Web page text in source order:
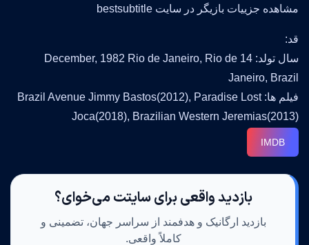
مشاهده جزییات بازیگر در سایت bestsubtitle
قد:
سال تولد: 14 December, 1982 Rio de Janeiro, Rio de
Janeiro, Brazil
فیلم ها: Brazil Avenue Jimmy Bastos(2012), Paradise Lost
Joca(2018), Brazilian Western Jeremias(2013)
IMDB
بازدید واقعی برای سایتت می‌خوای؟
بازدید ارگانیک و هدفمند از سراسر جهان، تضمینی و
کاملاً واقعی.